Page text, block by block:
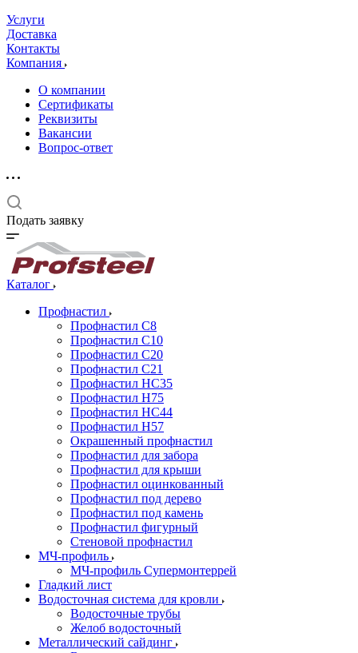
Услуги
Доставка
Контакты
Компания
О компании
Сертификаты
Реквизиты
Вакансии
Вопрос-ответ
Подать заявку
Каталог
Профнастил
Профнастил С8
Профнастил С10
Профнастил С20
Профнастил С21
Профнастил НС35
Профнастил Н75
Профнастил HC44
Профнастил Н57
Окрашенный профнастил
Профнастил для забора
Профнастил для крыши
Профнастил оцинкованный
Профнастил под дерево
Профнастил под камень
Профнастил фигурный
Стеновой профнастил
МЧ-профиль
МЧ-профиль Супермонтеррей
Гладкий лист
Водосточная система для кровли
Водосточные трубы
Желоб водосточный
Металлический сайдинг